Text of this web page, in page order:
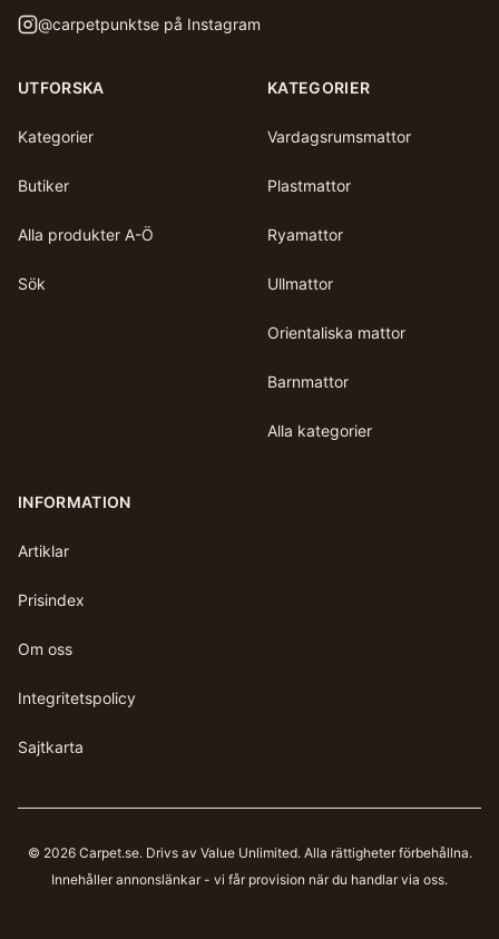
@carpetpunktse på Instagram
UTFORSKA
Kategorier
Butiker
Alla produkter A-Ö
Sök
KATEGORIER
Vardagsrumsmattor
Plastmattor
Ryamattor
Ullmattor
Orientaliska mattor
Barnmattor
Alla kategorier
INFORMATION
Artiklar
Prisindex
Om oss
Integritetspolicy
Sajtkarta
© 2026 Carpet.se. Drivs av Value Unlimited. Alla rättigheter förbehållna.
Innehåller annonslänkar - vi får provision när du handlar via oss.